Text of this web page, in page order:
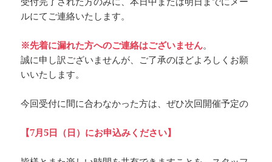
ルにてご連絡いたします。
※先着に漏れた方へのご連絡はございません。
誠に申し訳ございませんが、ご了承のほどよろしくお願
いいたします。
今回受付に間に合わなかった方は、ぜひ次回開催予定の
【7月5日（日）にお申込みください】